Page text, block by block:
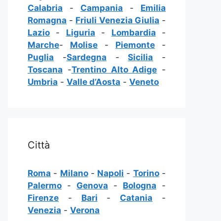
Calabria - Campania - Emilia
Romagna - Friuli Venezia Giulia -
Lazio - Liguria - Lombardia -
Marche- Molise - Piemonte -
Puglia -Sardegna -Sicilia -
Toscana -Trentino Alto Adige -
Umbria - Valle d’Aosta - Veneto
Città
Roma - Milano- Napoli - Torino-
Palermo - Genova - Bologna -
Firenze - Bari - Catania -
Venezia - Verona